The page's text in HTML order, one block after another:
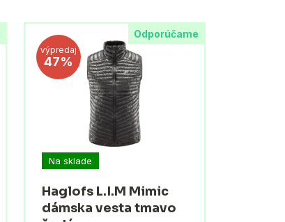
Odporúčame
výpredaj
47%
Na sklade
Haglofs L.I.M Mimic
dámska vesta tmavo